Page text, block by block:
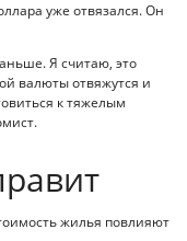
уже отвязался. Он
Я считаю, это
валюты отвяжутся и
к тяжелым
жилья повлияют